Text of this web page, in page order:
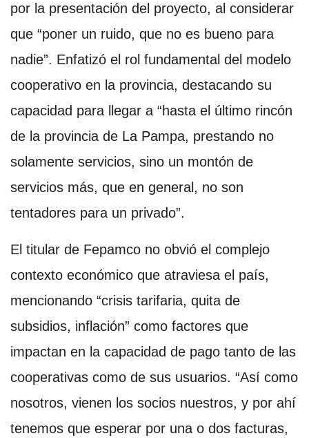
por la presentación del proyecto, al considerar
que “poner un ruido, que no es bueno para
nadie”. Enfatizó el rol fundamental del modelo
cooperativo en la provincia, destacando su
capacidad para llegar a “hasta el último rincón
de la provincia de La Pampa, prestando no
solamente servicios, sino un montón de
servicios más, que en general, no son
tentadores para un privado”.
El titular de Fepamco no obvió el complejo
contexto económico que atraviesa el país,
mencionando “crisis tarifaria, quita de
subsidios, inflación” como factores que
impactan en la capacidad de pago tanto de las
cooperativas como de sus usuarios. “Así como
nosotros, vienen los socios nuestros, y por ahí
tenemos que esperar por una o dos facturas,